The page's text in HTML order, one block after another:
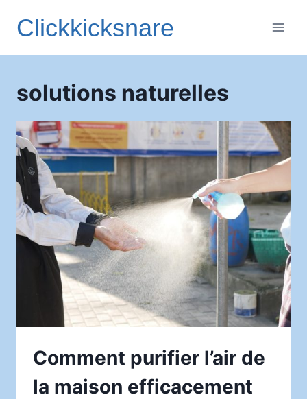
Clickkicksnare
solutions naturelles
Comment purifier l’air de
la maison efficacement